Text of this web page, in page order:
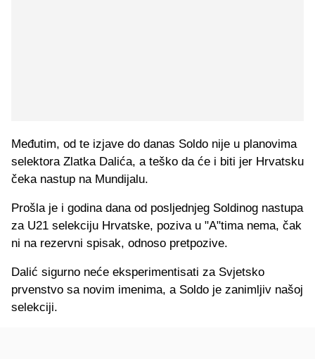
Međutim, od te izjave do danas Soldo nije u planovima
selektora Zlatka Dalića, a teško da će i biti jer Hrvatsku
čeka nastup na Mundijalu.
Prošla je i godina dana od posljednjeg Soldinog nastupa
za U21 selekciju Hrvatske, poziva u "A"tima nema, čak
ni na rezervni spisak, odnoso pretpozive.
Dalić sigurno neće eksperimentisati za Svjetsko
prvenstvo sa novim imenima, a Soldo je zanimljiv našoj
selekciji.